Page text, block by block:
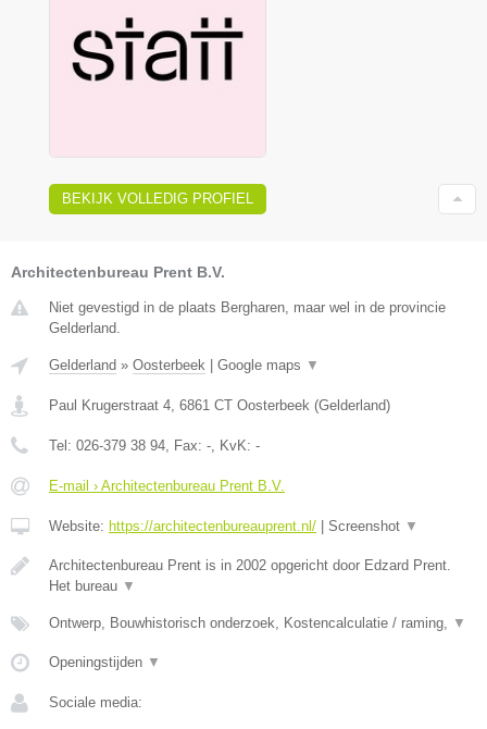
BEKIJK VOLLEDIG PROFIEL
Architectenbureau Prent B.V.
Niet gevestigd in de plaats Bergharen, maar wel in de provincie
Gelderland.
Gelderland » Oosterbeek Google maps ▼
Paul Krugerstraat 4, 6861 CT Oosterbeek (Gelderland)
Tel: 026-379 38 94, Fax: -, KvK: -
E-mail › Architectenbureau Prent B.V.
Website: https://architectenbureauprent.nl/ Screenshot ▼
Architectenbureau Prent is in 2002 opgericht door Edzard Prent.
Het bureau ▼
Ontwerp, Bouwhistorisch onderzoek, Kostencalculatie / raming, ▼
Openingstijden ▼
Sociale media: